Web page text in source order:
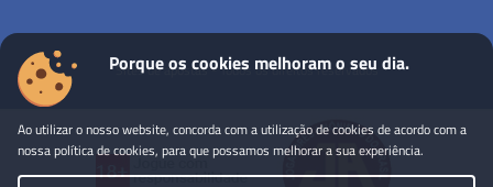
Sites de apostas - Todos os direitos reservados
Porque os cookies melhoram o seu dia.
Ao utilizar o nosso website, concorda com a utilização de cookies de acordo com a
nossa política de cookies, para que possamos melhorar a sua experiência.